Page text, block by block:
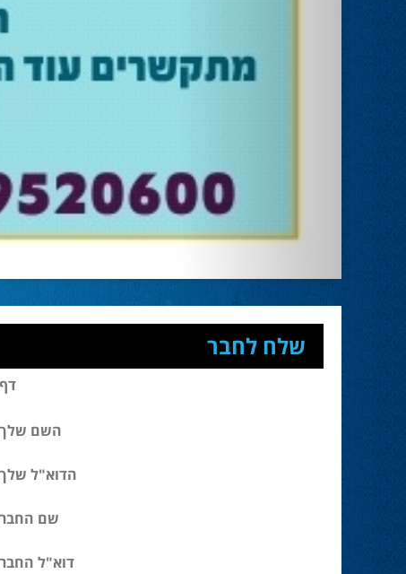
שלח לחבר
השם
הדוא"ל
שם
דוא"ל